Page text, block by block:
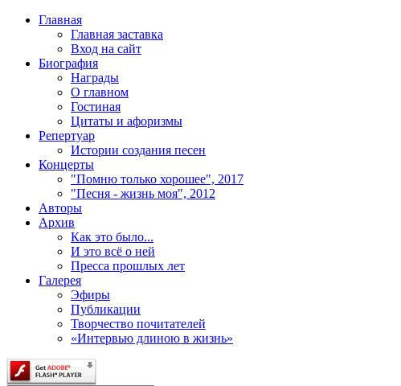
Главная
Главная заставка
Вход на сайт
Биография
Награды
О главном
Гостиная
Цитаты и афоризмы
Репертуар
Истории создания песен
Концерты
"Помню только хорошее", 2017
"Песня - жизнь моя", 2012
Авторы
Архив
Как это было...
И это всё о ней
Пресса прошлых лет
Галерея
Эфиры
Публикации
Творчество почитателей
«Интервью длиною в жизнь»